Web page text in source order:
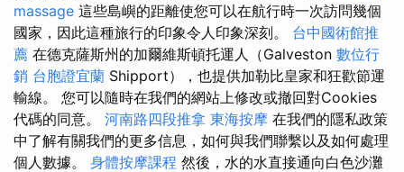
massage 這些島嶼的距離使您可以在航行時一次訪問幾個
國家，因此這種旅行的印象令人印象深刻。 台中國術館推
薦 在德克薩斯州的加爾維斯頓托運人（Galveston 數位行
銷 台胞證宜蘭 Shipport），也提供加勒比皇家和狂歡節運
輸線。 您可以隨時在我們的網站上修改或撤回對Cookies
代碼的同意。 河南路四段推拿 東海按摩 在我們的隱私政策
中了解有關我們的更多信息，如何與我們聯繫以及如何處理
個人數據。 身體按摩課程 然後，水的水直接通向白色沙灘